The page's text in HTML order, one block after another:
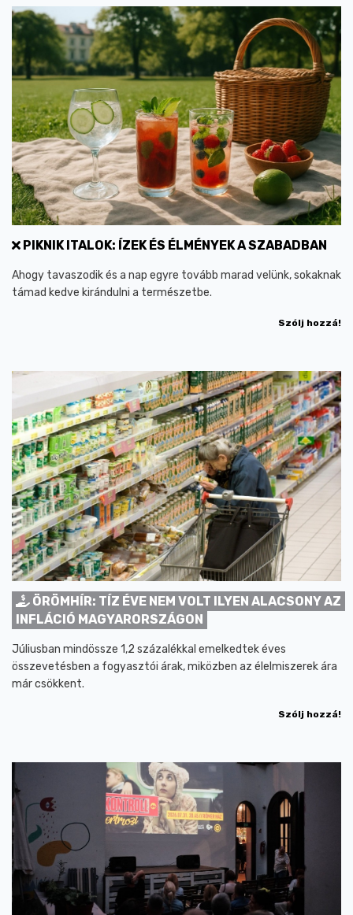
PIKNIK ITALOK: ÍZEK ÉS ÉLMÉNYEK A SZABADBAN
Ahogy tavaszodik és a nap egyre tovább marad velünk, sokaknak
támad kedve kirándulni a természetbe.
Szólj hozzá!
ÖRÖMHÍR: TÍZ ÉVE NEM VOLT ILYEN ALACSONY AZ
INFLÁCIÓ MAGYARORSZÁGON
Júliusban mindössze 1,2 százalékkal emelkedtek éves
összevetésben a fogyasztói árak, miközben az élelmiszerek ára
már csökkent.
Szólj hozzá!